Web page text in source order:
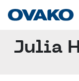
Julia